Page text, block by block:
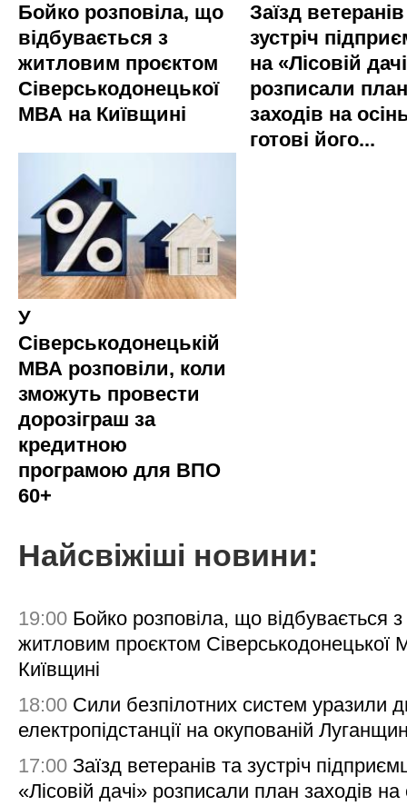
Бойко розповіла, що
відбувається з
житловим проєктом
Сіверськодонецької
МВА на Київщині
Заїзд
зустріч
на «Лісовій
розписали план
заходів на
готові його...
У
Сіверськодонецькій
МВА розповіли, коли
зможуть провести
дорозіграш за
кредитною
програмою для ВПО
60+
Найсвіжіші новини:
19:00 Бойко розповіла, що відбувається з
житловим проєктом Сіверськодонецької
Київщині
18:00 Сили безпілотних систем уразили
електропідстанції на окупованій
17:00 Заїзд ветеранів та зустріч
«Лісовій дачі» розписали план заходів на